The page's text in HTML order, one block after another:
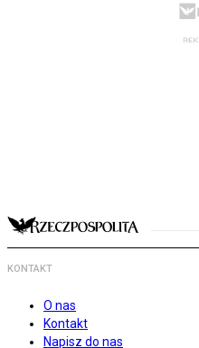
KONTAKT
O nas
Kontakt
Napisz do nas